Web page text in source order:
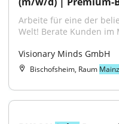
Arbeite für eine der
Welt! Berate Kunden
Visionary Minds GmbH
Bischofsheim, Raum Mainz